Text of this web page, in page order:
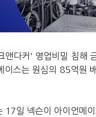
앤다커' 영업비밀 침해
이스는 원심의 85억원
일 넥슨이 아이언메